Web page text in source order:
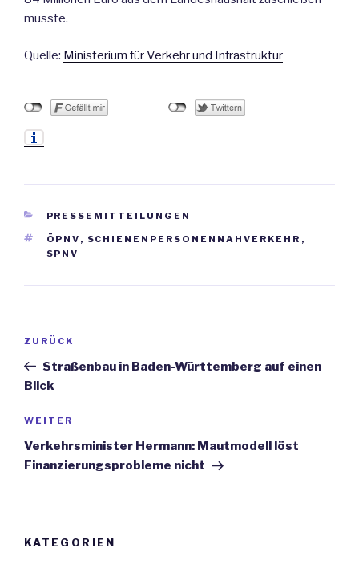
musste.
Quelle: Ministerium für Verkehr und Infrastruktur
KATEGORIEN
PRESSEMITTEILUNGEN
SCHLAGWÖRTER
ÖPNV , SCHIENENPERSONENNAHVERKEHR ,
SPNV
Beitrags-
Vorheriger
Beitrag
ZURÜCK
Straßenbau in Baden-Württemberg auf einen
Blick
Nächster
Beitrag
WEITER
Verkehrsminister Hermann: Mautmodell löst
Finanzierungsprobleme nicht
KATEGORIEN